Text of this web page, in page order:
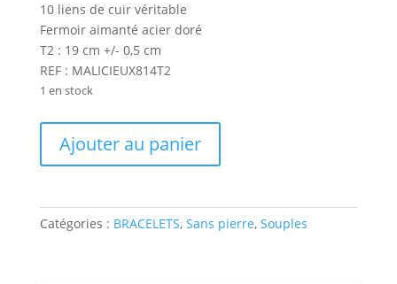
10 liens de cuir véritable
Fermoir aimanté acier doré
T2 : 19 cm +/- 0,5 cm
REF : MALICIEUX814T2
1 en stock
"Twilight
Blush",
Ajouter au panier
Catégories : BRACELETS, Sans pierre, Souples